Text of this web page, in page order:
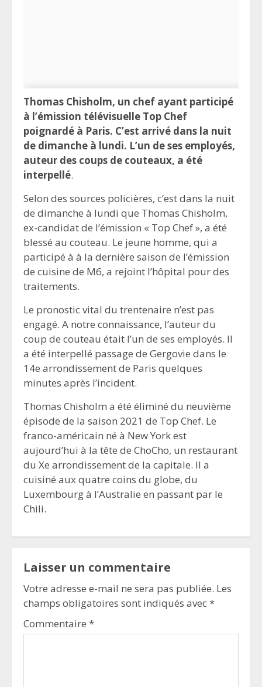
Thomas Chisholm, un chef ayant participé
à l’émission télévisuelle Top Chef
poignardé à Paris. C’est arrivé dans la nuit
de dimanche à lundi. L’un de ses employés,
auteur des coups de couteaux, a été
interpellé.
Selon des sources policières, c’est dans la nuit
de dimanche à lundi que Thomas Chisholm,
ex-candidat de l’émission « Top Chef », a été
blessé au couteau. Le jeune homme, qui a
participé à à la dernière saison de l’émission
de cuisine de M6, a rejoint l’hôpital pour des
traitements.
Le pronostic vital du trentenaire n’est pas
engagé. A notre connaissance, l’auteur du
coup de couteau était l’un de ses employés. Il
a été interpellé passage de Gergovie dans le
14e arrondissement de Paris quelques
minutes après l’incident.
Thomas Chisholm a été éliminé du neuvième
épisode de la saison 2021 de Top Chef. Le
franco-américain né à New York est
aujourd’hui à la tête de ChoCho, un restaurant
du Xe arrondissement de la capitale. Il a
cuisiné aux quatre coins du globe, du
Luxembourg à l’Australie en passant par le
Chili.
Laisser un commentaire
Votre adresse e-mail ne sera pas publiée. Les
champs obligatoires sont indiqués avec*
Commentaire *